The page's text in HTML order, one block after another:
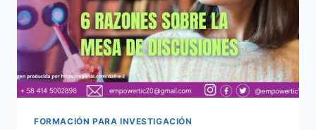
FORMACIÓN PARA INVESTIGACIÓN